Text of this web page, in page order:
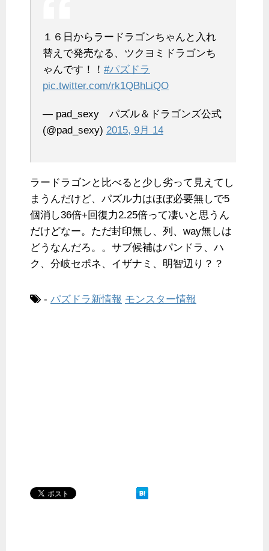
１６日からラードラゴンちゃんと入れ
替えで発売なる、ツクヨミドラゴンち
ゃんです！！ #パズドラ
pic.twitter.com/rk1QBhLiQO
— pad_sexy パズル＆ドラゴンズ公式
(@pad_sexy) 2015, 9月 14
ラードラゴンと比べると少し劣って見えてし
まうんだけど、パズル力はほぼ必要無しで5
個消し36倍+回復力2.25倍って凄いと思うん
だけどなー。ただ封印無し、列、way無しは
どうなんだろ。。サブ候補はパンドラ、ハ
ク、分岐セポネ、イザナミ、明智辺り？？
- パズドラ新情報 モンスター情報